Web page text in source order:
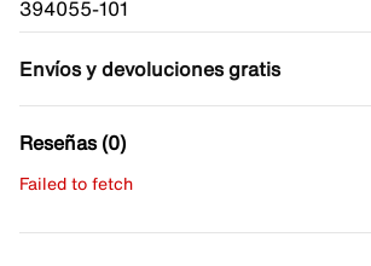
394055-101
Envíos y devoluciones gratis
Reseñas (0)
Failed to fetch